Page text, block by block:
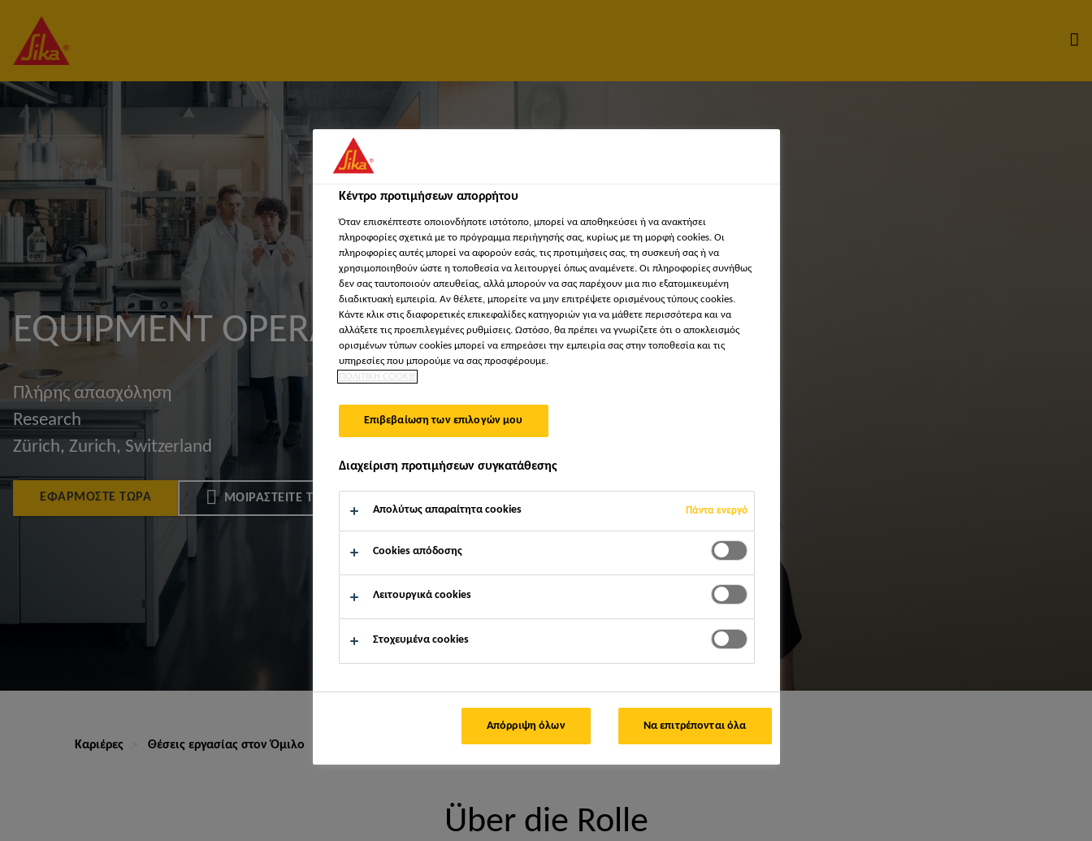
EQUIPMENT OPERATOR
Πλήρης απασχόληση
Research
Zürich, Zurich, Switzerland
ΕΦΑΡΜΌΣΤΕ ΤΏΡΑ ΜΟΙΡΑΣΤΕΊΤΕ ΤΟ
Καριέρες Θέσεις εργασίας στον Όμιλο
Über die Rolle
Κέντρο προτιμήσεων απορρήτου
Όταν επισκέπτεστε οποιονδήποτε ιστότοπο, μπορεί να αποθηκεύσει ή να ανακτήσει
πληροφορίες σχετικά με το πρόγραμμα περιήγησής σας, κυρίως με τη μορφή cookies. Οι
πληροφορίες αυτές μπορεί να αφορούν εσάς, τις προτιμήσεις σας, τη συσκευή σας ή να
χρησιμοποιηθούν ώστε η τοποθεσία να λειτουργεί όπως αναμένετε. Οι πληροφορίες συνήθως
δεν σας ταυτοποιούν απευθείας, αλλά μπορούν να σας παρέχουν μια πιο εξατομικευμένη
διαδικτυακή εμπειρία. Αν θέλετε, μπορείτε να μην επιτρέψετε ορισμένους τύπους cookies.
Κάντε κλικ στις διαφορετικές επικεφαλίδες κατηγοριών για να μάθετε περισσότερα και να
αλλάξετε τις προεπιλεγμένες ρυθμίσεις. Ωστόσο, θα πρέπει να γνωρίζετε ότι ο αποκλεισμός
ορισμένων τύπων cookies μπορεί να επηρεάσει την εμπειρία σας στην τοποθεσία και τις
υπηρεσίες που μπορούμε να σας προσφέρουμε.
ΠΟΛΙΤΙΚΗ COOKIE
Επιβεβαίωση των επιλογών μου
Διαχείριση προτιμήσεων συγκατάθεσης
Απολύτως απαραίτητα cookies Πάντα ενεργό
Cookies απόδοσης
Λειτουργικά cookies
Στοχευμένα cookies
Απόρριψη όλων Να επιτρέπονται όλα